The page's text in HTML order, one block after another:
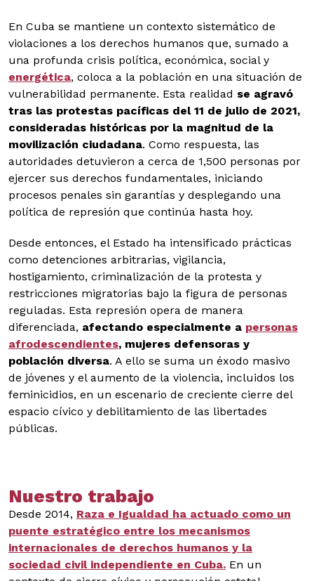
En Cuba se mantiene un contexto sistemático de
violaciones a los derechos humanos que, sumado a
una profunda crisis política, económica, social y
energética, coloca a la población en una situación de
vulnerabilidad permanente. Esta realidad se agravó
tras las protestas pacíficas del 11 de julio de 2021,
consideradas históricas por la magnitud de la
movilización ciudadana. Como respuesta, las
autoridades detuvieron a cerca de 1,500 personas por
ejercer sus derechos fundamentales, iniciando
procesos penales sin garantías y desplegando una
política de represión que continúa hasta hoy.
Desde entonces, el Estado ha intensificado prácticas
como detenciones arbitrarias, vigilancia,
hostigamiento, criminalización de la protesta y
restricciones migratorias bajo la figura de personas
reguladas. Esta represión opera de manera
diferenciada, afectando especialmente a personas
afrodescendientes, mujeres defensoras y
población diversa. A ello se suma un éxodo masivo
de jóvenes y el aumento de la violencia, incluidos los
feminicidios, en un escenario de creciente cierre del
espacio cívico y debilitamiento de las libertades
públicas.
Nuestro trabajo
Desde 2014, Raza e Igualdad ha actuado como un
puente estratégico entre los mecanismos
internacionales de derechos humanos y la
sociedad civil independiente en Cuba. En un